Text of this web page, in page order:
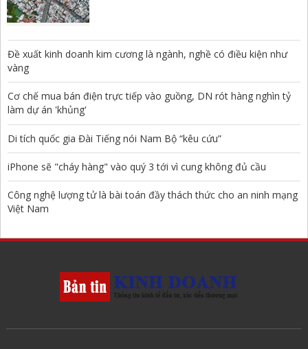
Đề xuất kinh doanh kim cương là ngành, nghề có điều kiện như
vàng
Cơ chế mua bán điện trực tiếp vào guồng, DN rót hàng nghìn tỷ
làm dự án 'khủng'
Di tích quốc gia Đài Tiếng nói Nam Bộ “kêu cứu”
iPhone sẽ "cháy hàng" vào quý 3 tới vì cung không đủ cầu
Công nghệ lượng tử là bài toán đầy thách thức cho an ninh mạng
Việt Nam